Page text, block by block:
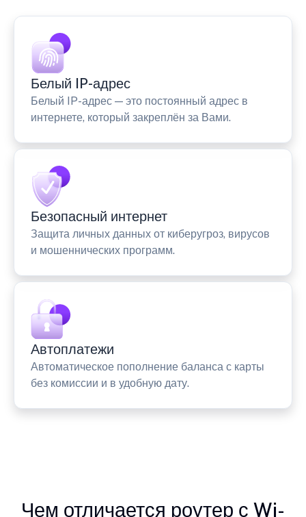
Белый IP-адрес
Белый IP-адрес — это постоянный адрес в
интернете, который закреплён за Вами.
Безопасный интернет
Защита личных данных от киберугроз, вирусов
и мошеннических программ.
Автоплатежи
Автоматическое пополнение баланса с карты
без комиссии и в удобную дату.
Чем отличается роутер с Wi-